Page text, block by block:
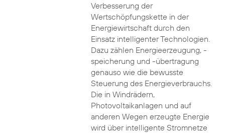
Verbesserung der
Wertschöpfungskette in der
Energiewirtschaft durch den
Einsatz intelligenter Technologien.
Dazu zählen Energieerzeugung, -
speicherung und -übertragung
genauso wie die bewusste
Steuerung des Energieverbrauchs.
Die in Windrädern,
Photovoltaikanlagen und auf
anderen Wegen erzeugte Energie
wird über intelligente Stromnetze